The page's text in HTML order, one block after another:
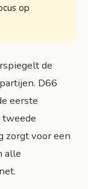
op
de
D66
eerste
zorgt voor een
alle